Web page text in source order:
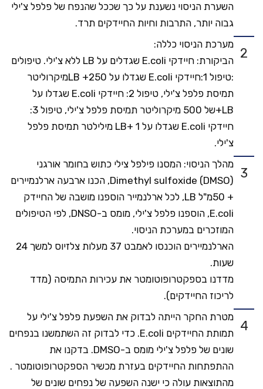
השערת הניסוי נשענת על כך שככל שהנפח של פלפל צ'ילי
גבוה יותר, התרבות וחיות החיידקים תרד.
2
מערכת הניסוי כללה:
הביקורת: חיידקי E.coli שגדלים על LB ללא צ'ילי. טיפולים
:טיפול 1:חיידקי E.coli שגדלו על LB +250מיקרוליטר
תמיסת פלפל צ'ילי, טיפול 2: חיידקי E.coli שגדלו על
LB+של 500 מיקרוליטר תמיסת פלפל צ'ילי, טיפול 3:
חיידקי E.coli שגדלו על LB+ 1 מילילטר תמיסת פלפל
צ'ילי.
3
מהלך הניסוי: המסנו פילפל צילי כתוש בחומר אורגני
Dimethyl sulfoxide (DMSO), הכנו ארבעה ארלנמיירים
+ 50מ"ל LB, לכל ארלנמייר הוספנו מושבה של החיידק
E.coli, הוספנו פלפל צ'ילי, מומס ב-DNSO, לפי הטיפולים
המוזכרים במערכת הניסוי.
הארלנמיירים הוכנסו לאמבט 37 מעלות צלזיוס למשך 24
שעות.
מדדנו בספקטרופוטומטר את עכירות התמיסה (מדד
לריכוז החיידקים).
4
מטרת החקר הייתה לבדוק את השפעת פלפל צ'ילי על
תמותת החיידקים E.coli. כדי לבדוק זה השתמשנו בנפחים
שונים של פלפל צ'ילי מומס ב-DMSO. בדקנו את
ההתפתחות החיידקים בעזרת מכשיר הספקטרופוטומטר .
מהתוצאות עולה כי ישנה השפעה של נפחים שונים של